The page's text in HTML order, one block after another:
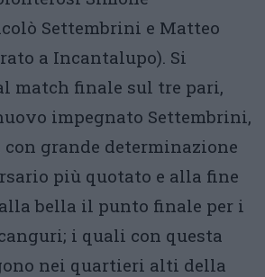
Settembrini e Matteo
a Incantalupo). Si
match finale sul tre pari,
impegnato Settembrini,
grande determinazione
più quotato e alla fine
bella il punto finale per i
i quali con questa
nei quartieri alti della